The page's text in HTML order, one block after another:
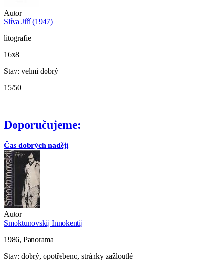
Autor
Slíva Jiří (1947)
litografie
16x8
Stav: velmi dobrý
15/50
Doporučujeme:
Čas dobrých nadějí
Autor
Smoktunovskij Innokentij
1986, Panorama
Stav: dobrý, opotřebeno, stránky zažloutlé